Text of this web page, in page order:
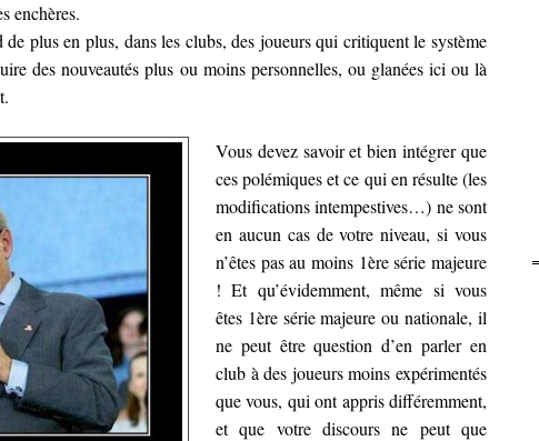
enchères.
plus en plus, dans les clubs, des joueurs qui critiquent le système
des nouveautés plus ou moins personnelles, ou glanées ici ou là
Vous devez savoir et bien intégrer que
ces polémiques et ce qui en résulte (les
modifications intempestives…) ne sont
en aucun cas de votre niveau, si vous
n’êtes pas au moins 1ère série majeure
! Et qu’évidemment, même si vous
êtes 1ère série majeure ou nationale, il
ne peut être question d’en parler en
club à des joueurs moins expérimentés
que vous, qui ont appris différemment,
et que votre discours ne peut que